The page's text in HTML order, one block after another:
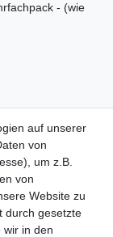
- (wie
1), Heiss
auf unserer
von
um z.B.
von
Website zu
durch gesetzte
wir in den